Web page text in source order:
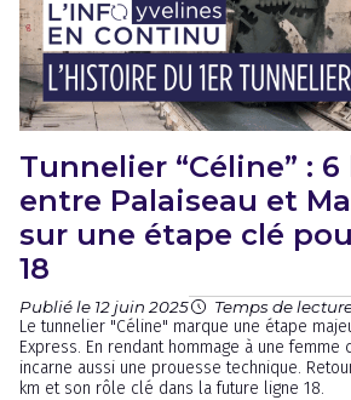
Tunnelier “Céline” :
entre Palaiseau et
sur une étape clé
18
Publié le 12 juin 2025 Temps de
Le tunnelier "Céline" marque une étape
Express. En rendant hommage à une
incarne aussi une prouesse technique.
km et son rôle clé dans la future ligne 18.